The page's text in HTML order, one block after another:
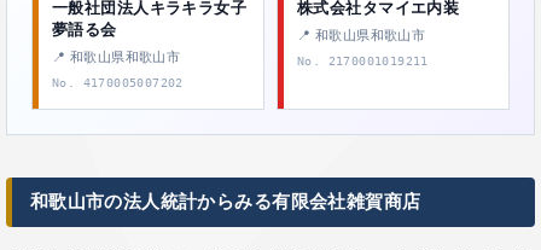
一般社団法人キラキラ女子
夢語る会
📍 和歌山県和歌山市
No. 4170005007202
株式会社タマイエ内装
📍 和歌山県和歌山市
No. 2170001019211
和歌山市の法人統計からみる有限会社雑賀商店